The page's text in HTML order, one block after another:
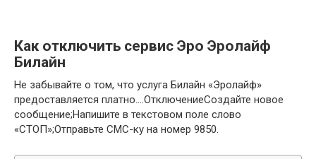
Как отключить сервис Эро Эролайф
Билайн
Не забывайте о том, что услуга Билайн «Эролайф»
предоставляется платно….ОтключениеСоздайте новое
сообщение;Напишите в текстовом поле слово
«СТОП»;Отправьте СМС-ку на номер 9850.